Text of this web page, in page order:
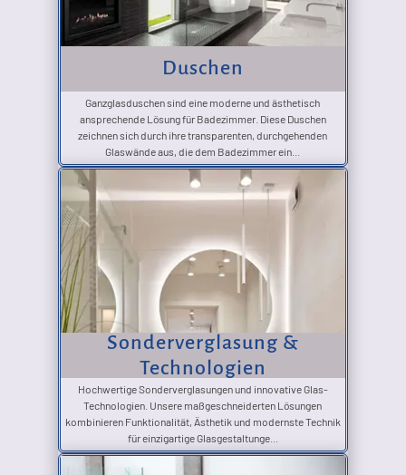
Duschen
Ganzglasduschen sind eine moderne und ästhetisch
ansprechende Lösung für Badezimmer. Diese Duschen
zeichnen sich durch ihre transparenten, durchgehenden
Glaswände aus, die dem Badezimmer ein...
Sonderverglasung &
Technologien
Hochwertige Sonderverglasungen und innovative Glas-
Technologien. Unsere maßgeschneiderten Lösungen
kombinieren Funktionalität, Ästhetik und modernste Technik
für einzigartige Glasgestaltunge...